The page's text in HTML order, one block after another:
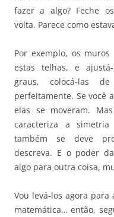
fazer a algo? Feche
volta. Parece como
Por exemplo, os
estas telhas, e
graus, colocá-las
perfeitamente. Se você
elas se moveram.
caracteriza a
também se deve
descreva. E o poder
algo para outra coisa,
Vou levá-los agora
matemática… então,